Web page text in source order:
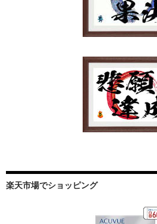
楽天市場でショッピング